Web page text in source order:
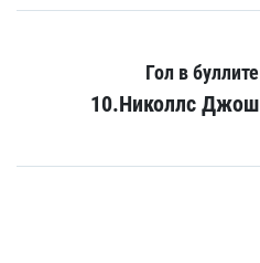
Гол в буллите
10.Николлс Джош